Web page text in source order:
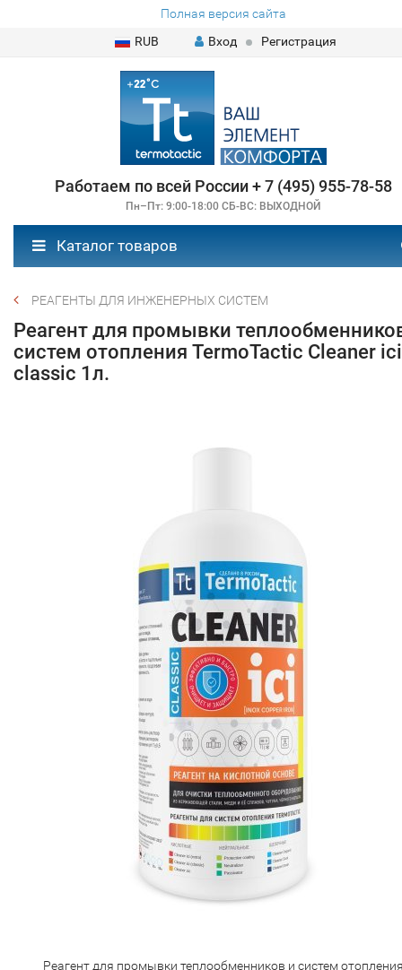
Полная версия сайта
RUB
Вход Регистрация
Работаем по всей России + 7 (495) 955-78-58
Пн–Пт: 9:00-18:00 СБ-ВС: ВЫХОДНОЙ
Каталог товаров
РЕАГЕНТЫ ДЛЯ ИНЖЕНЕРНЫХ СИСТЕМ
Реагент для промывки
систем отопления TermoTactic Cleaner ici
classic 1л.
Реагент для промывки теплообменников и систем